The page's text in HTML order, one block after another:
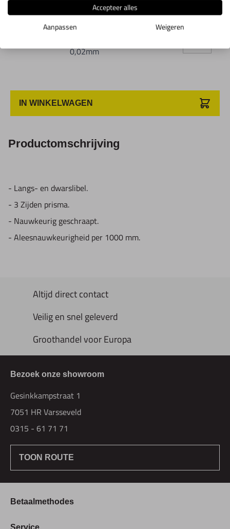
Raamwaterpas
0,02mm
IN WINKELWAGEN
Productomschrijving
- Langs- en dwarslibel.
- 3 Zijden prisma.
- Nauwkeurig geschraapt.
- Aleesnauwkeurigheid per 1000 mm.
Altijd direct contact
Veilig en snel geleverd
Groothandel voor Europa
Bezoek onze showroom
Gesinkkampstraat 1
7051 HR Varsseveld
0315 - 61 71 71
TOON ROUTE
Betaalmethodes
Bestellen & Betalen
Service
Accepteer alles
Aanpassen
Weigeren